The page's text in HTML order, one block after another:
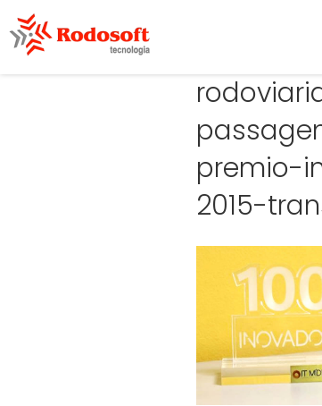
premio-
2015-